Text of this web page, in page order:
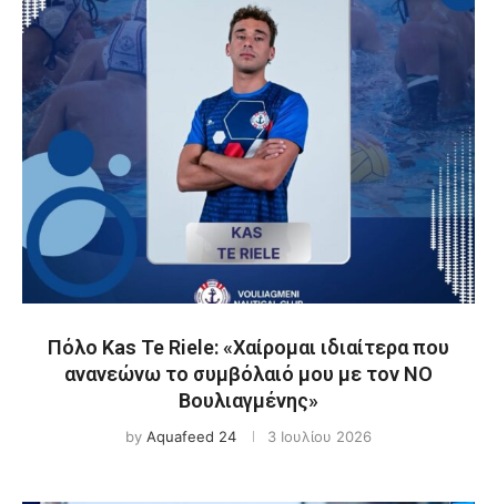
Πόλο Kas Te Riele: «Χαίρομαι ιδιαίτερα που
ανανεώνω το συμβόλαιό μου με τον ΝΟ
Βουλιαγμένης»
by Aquafeed 24 3 Ιουλίου 2026